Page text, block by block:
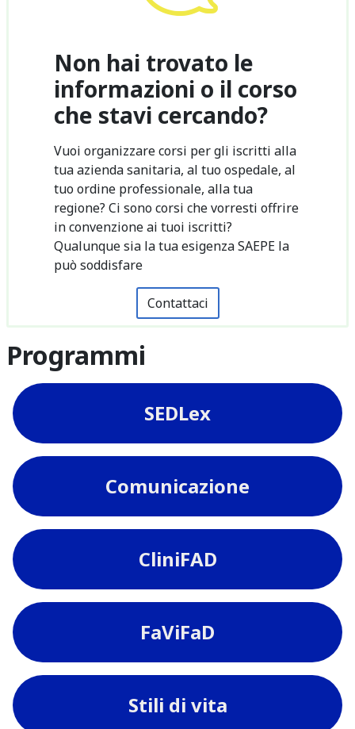
Non hai trovato le
informazioni o il corso
che stavi cercando?
Vuoi organizzare corsi per gli iscritti alla
tua azienda sanitaria, al tuo ospedale, al
tuo ordine professionale, alla tua
regione? Ci sono corsi che vorresti offrire
in convenzione ai tuoi iscritti?
Qualunque sia la tua esigenza SAEPE la
può soddisfare
Contattaci
Programmi
SEDLex
Comunicazione
CliniFAD
FaViFaD
Stili di vita